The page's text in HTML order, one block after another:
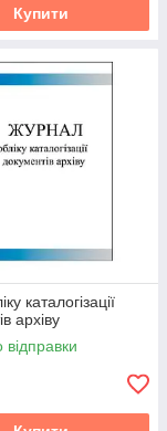
Купити
каталогізації
архіву
відправки